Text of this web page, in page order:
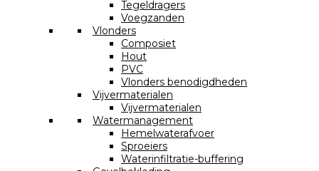
Tegeldragers
Voegzanden
Vlonders
Composiet
Hout
PVC
Vlonders benodigdheden
Vijvermaterialen
Vijvermaterialen
Watermanagement
Hemelwaterafvoer
Sproeiers
Waterinfiltratie-buffering